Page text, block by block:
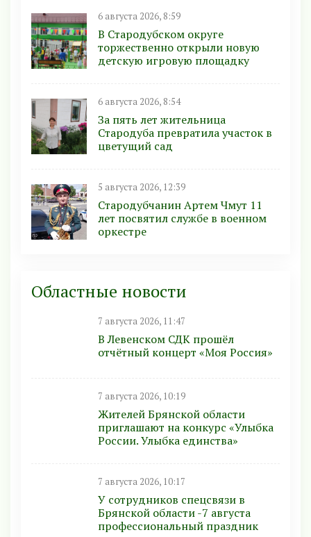
6 августа 2026, 8:59
В Стародубском округе
торжественно открыли новую
детскую игровую площадку
6 августа 2026, 8:54
За пять лет жительница
Стародуба превратила участок в
цветущий сад
5 августа 2026, 12:39
Стародубчанин Артем Чмут 11
лет посвятил службе в военном
оркестре
Областные новости
7 августа 2026, 11:47
В Левенском СДК прошёл
отчётный концерт «Моя Россия»
7 августа 2026, 10:19
Жителей Брянской области
приглашают на конкурс «Улыбка
России. Улыбка единства»
7 августа 2026, 10:17
У сотрудников спецсвязи в
Брянской области -7 августа
профессиональный праздник